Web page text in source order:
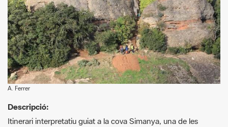
A. Ferrer
Descripció:
Itinerari interpretatiu guiat a la cova Simanya, una de les
recorregut és conèixer els treballs arqueològics en curs i
aproximar-se al context geològic i natural de la cova.